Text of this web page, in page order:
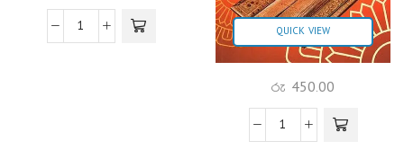
QUICK VIEW
රු 450.00